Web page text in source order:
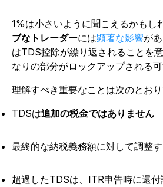
1%は小さいように聞こえるかもし
ブなトレーダーには顕著な影響が
はTDS控除が繰り返されることを
なりの部分がロックアップされる可
理解すべき重要なことは次のとおり
TDSは追加の税金ではありません
最終的な納税義務額に対して調整
超過したTDSは、ITR申告時に還付